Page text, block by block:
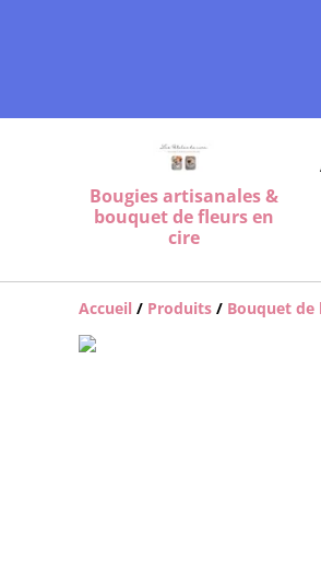
Bougies artisanales &
bouquet de fleurs en
cire
Accueil / Produits / Bouquet de